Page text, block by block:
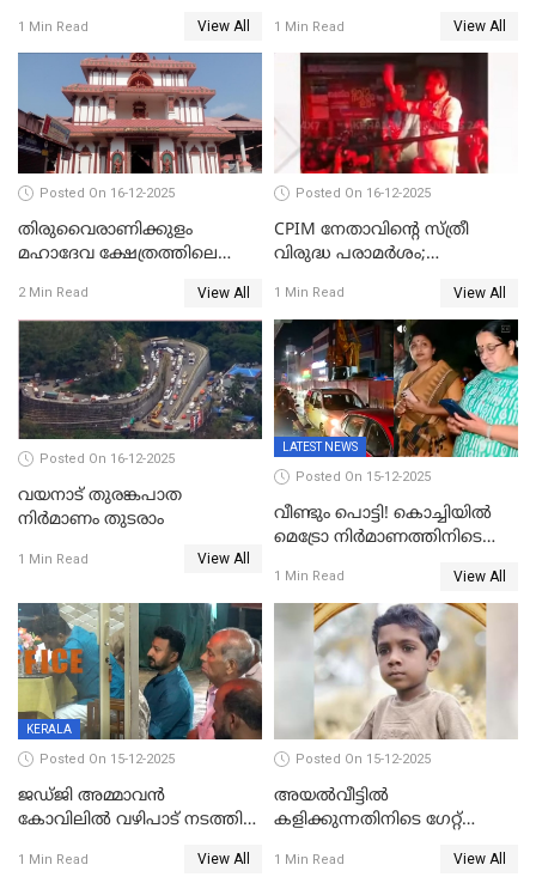
സ്ഥാപനങ്ങൾക്ക് അവധി
1 Min Read View All
ഡിജിപിക്ക് പരാതി; ശക്തമായ
നടപടി വേണമെന്നു
സിപിഐഎമ്മും
1 Min Read View All
Posted On 16-12-2025
തിരുവൈരാണിക്കുളം
മഹാദേവ ക്ഷേത്രത്തിലെ
ജനുവരി 2 ന് തുടക്കമാകും
2 Min Read View All
Posted On 16-12-2025
CPIM നേതാവിൻ്റെ സ്ത്രീ
വിരുദ്ധ പരാമർശം;
1 Min Read View All
Posted On 16-12-2025
വയനാട് തുരങ്കപാത
നിർമാണം തുടരാം
1 Min Read View All
LATEST NEWS
Posted On 15-12-2025
വീണ്ടും പൊട്ടി! കൊച്ചിയിൽ
മെട്രോ നിർമാണത്തിനിടെ
റോഡിൽ ഗതാഗത കുരുക്ക്,
കലൂർ സ്റ്റേഡിയം റോഡ്
ഉപരോധിച്ച് കോൺഗ്രസ്
1 Min Read View All
KERALA
Posted On 15-12-2025
ജഡ്ജി അമ്മാവന്‍
കോവിലില്‍ വഴിപാട് നടത്തി
ഇവിടെയെത്തി പ്രാർത്ഥിച്ചാൽ
1 Min Read View All
Posted On 15-12-2025
അയൽവീട്ടിൽ
കളിക്കുന്നതിനിടെ ഗേറ്റ്
അഞ്ചുവയസ്സുകാരന്
1 Min Read View All